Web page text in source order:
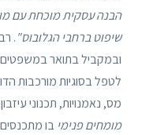
הבנה עסקית מוכחת עם
שיפוט ברחבי הגלובוס"
לטפל בסוגיות מורכבות
מס, נאמנויות, תכנוני
מומחים פנימי בו